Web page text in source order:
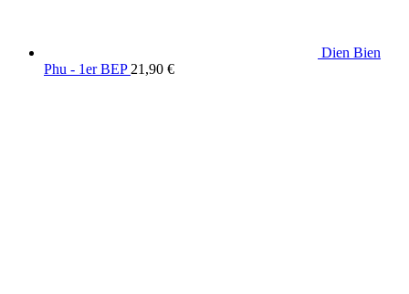
Dien Bien
Phu - 1er BEP 21,90 €